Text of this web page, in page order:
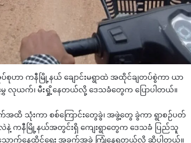
ဟာ ကနီမြို့နယ် ချောင်းမရွာထဲ အထိုင်ချတပ်စွဲကာ ယာ
ေ လုယက်၊ မီးရှို့နေတယ်လို့ ဒေသခံတွေက ပြောပါတယ်။
ထိ သုံးကာ စစ်ကြောင်းတွေခွဲ၊ အဖွဲ့တွေ ခွဲကာ ရွာစဉ်ပတ်
ပုလဲနဲ့ ကနီမြို့နယ်အတွင်းရှိ ကျေးရွာတွေက ဒေသခံ ပြည်သူ